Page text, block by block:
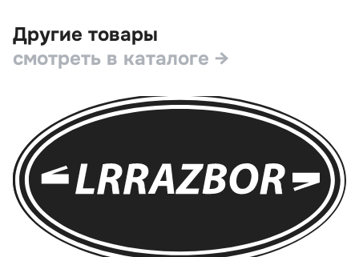
Другие товары
смотреть в каталоге →